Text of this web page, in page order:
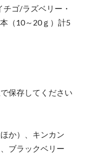
ゴ/ラズベリー・
（10～20ｇ）計5
保存してください
か）、キンカン
ブラックベリー